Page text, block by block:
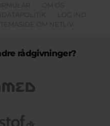
OM OS
LOG IND
TEMASIDE OM NETLIV
rådgivninger?